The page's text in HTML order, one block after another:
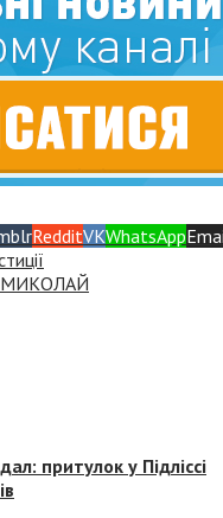
RedditVKWhatsApp
притулок у Підліссі